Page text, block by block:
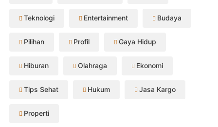
Teknologi Entertainment Budaya
Pilihan Profil Gaya Hidup
Hiburan Olahraga Ekonomi
Tips Sehat Hukum Jasa Kargo
Properti